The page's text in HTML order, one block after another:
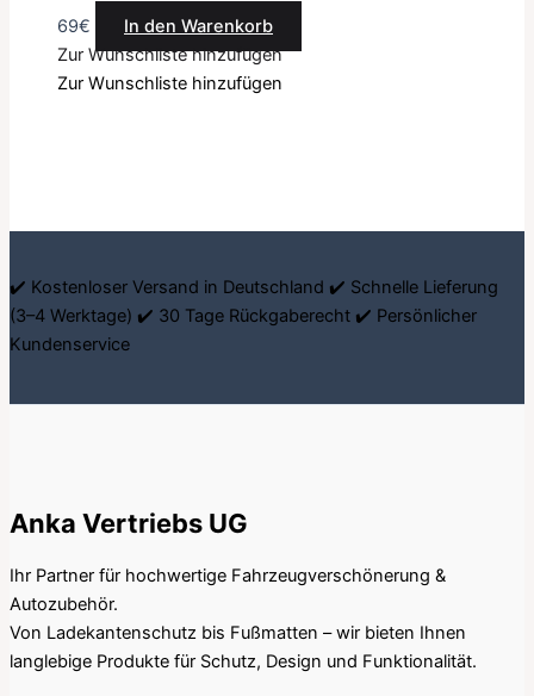
69€
In den Warenkorb
Zur Wunschliste hinzufügen
Zur Wunschliste hinzufügen
✔️ Kostenloser Versand in Deutschland ✔️ Schnelle Lieferung
(3–4 Werktage) ✔️ 30 Tage Rückgaberecht ✔️ Persönlicher
Kundenservice
Anka Vertriebs UG
Ihr Partner für hochwertige Fahrzeugverschönerung &
Autozubehör.
Von Ladekantenschutz bis Fußmatten – wir bieten Ihnen
langlebige Produkte für Schutz, Design und Funktionalität.